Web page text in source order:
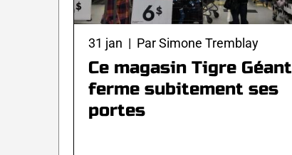
31 jan | Par Simone Tremblay
Ce magasin Tigre Géant
ferme subitement ses
portes